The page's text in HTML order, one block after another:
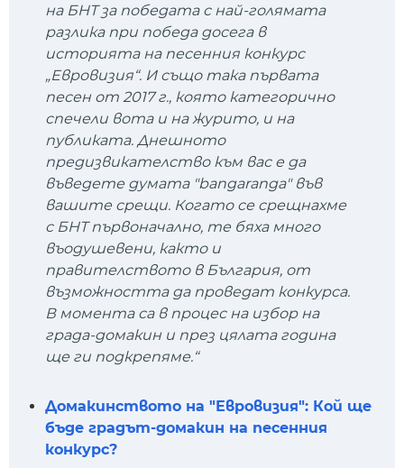
на БНТ за победата с най-голямата
разлика при победа досега в
историята на песенния конкурс
„Евровизия“. И също така първата
песен от 2017 г., която категорично
спечели вота и на журито, и на
публиката. Днешното
предизвикателство към вас е да
въведете думата "bangaranga" във
вашите срещи. Когато се срещнахме
с БНТ първоначално, те бяха много
въодушевени, както и
правителството в България, от
възможността да проведат конкурса.
В момента са в процес на избор на
града-домакин и през цялата година
ще ги подкрепяме.“
Домакинството на "Евровизия": Кой ще
бъде градът-домакин на песенния
конкурс?